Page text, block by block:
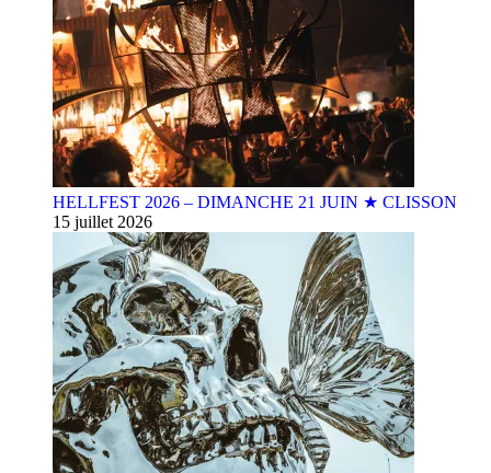
HELLFEST 2026 – DIMANCHE 21 JUIN ★ CLISSON
15 juillet 2026